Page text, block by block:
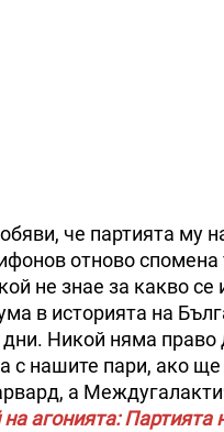
че партията му
отново спомена
не знае за какво се
в историята на
Никой няма право
с нашите пари, ако ще
а
агонията: Партията